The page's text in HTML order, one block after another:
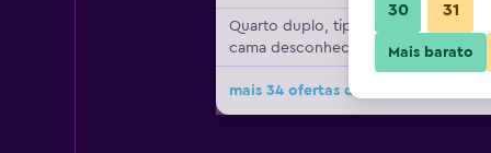
Quarto duplo, tipo de
cama desconhecido
mais 34 ofertas do hotel Hotel
30 31
Mais barato